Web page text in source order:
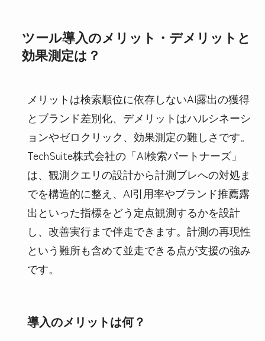
ツール導入のメリット・デメリットと
効果測定は？
メリットは検索順位に依存しないAI露出の獲得
とブランド差別化、デメリットはハルシネーシ
ョンやゼロクリック、効果測定の難しさです。
TechSuite株式会社の「AI検索パートナーズ」
は、観測クエリの設計から計測ブレへの対処ま
でを構造的に整え、AI引用率やブランド推薦露
出といった指標をどう定点観測するかを設計
し、改善実行まで伴走できます。計測の再現性
という難所も含めて並走できる点が支援の強み
です。
導入のメリットは何？